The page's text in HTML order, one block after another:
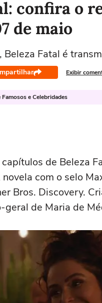
confira o
de maio
Beleza Fatal é
Exibir
e Celebridades
de Beleza
com o selo
Bros. Discovery.
de Maria de